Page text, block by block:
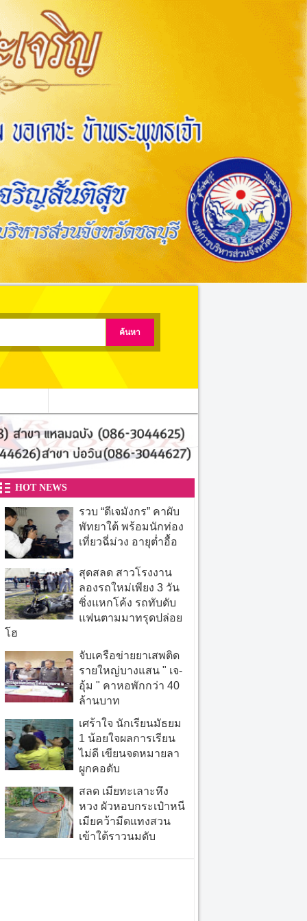
HOT NEWS
รวบ “ดีเจมังกร” คาผับ
พัทยาใต้ พร้อมนักท่อง
เที่ยวฉี่ม่วง อายุต่ำอื้อ
สุดสลด สาวโรงงาน
ลองรถใหม่เพียง 3 วัน
ซิ่งแหกโค้ง รถทับดับ
แฟนตามมาทรุดปล่อย
โฮ
จับเครือข่ายยาเสพติด
รายใหญ่บางแสน " เจ-
อุ้ม " คาหอพักกว่า 40
ล้านบาท
เศร้าใจ นักเรียนมัธยม
1 น้อยใจผลการเรียน
ไม่ดี เขียนจดหมายลา
ผูกคอดับ
สลด เมียทะเลาะหึง
หวง ผัวหอบกระเป๋าหนี
เมียคว้ามีดแทงสวน
เข้าใต้ราวนมดับ